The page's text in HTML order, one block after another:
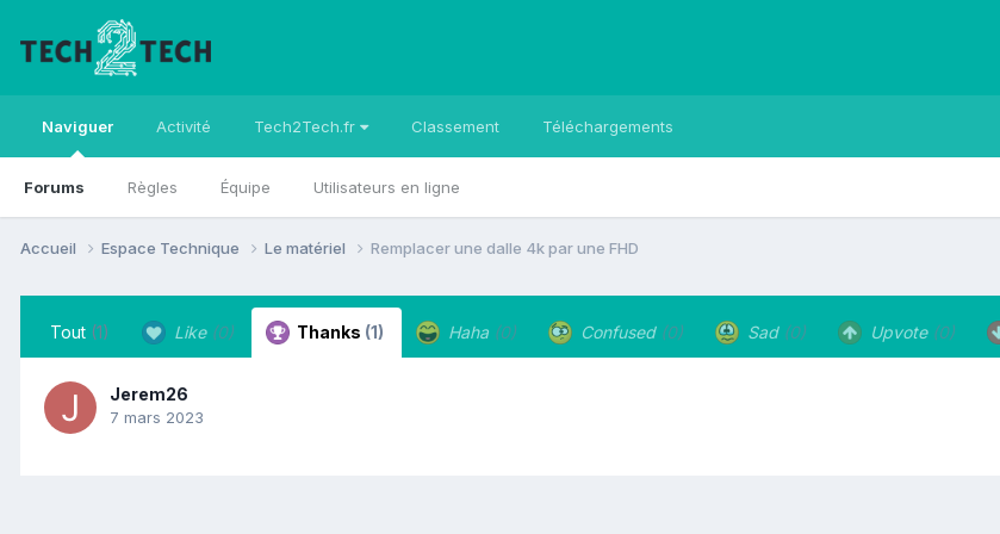
Naviguer
Forums Règles Équipe Utilisateurs en ligne
Activité Tech2Tech.fr Classement Téléchargements
Accueil Espace Technique Le matériel Remplacer une dalle 4k par une FHD
Tout (1) Like (0) Thanks (1) Haha (0) Confused (0) Sad (0) Upvote (0)
Jerem26
7 mars 2023